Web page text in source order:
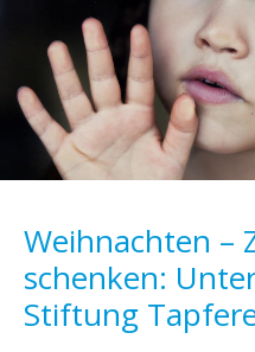
Weihnachten –
schenken:
Stiftung